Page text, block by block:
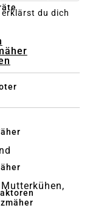
erklärst du dich